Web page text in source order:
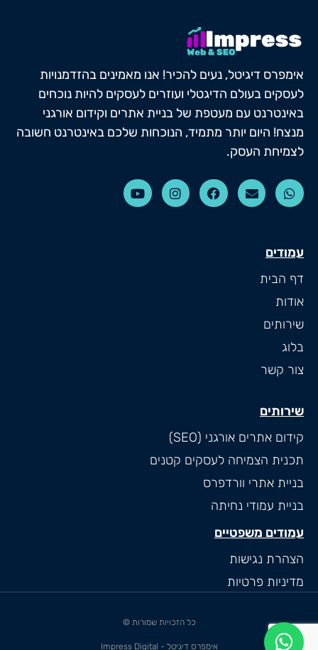
אימפרס דיגיטל, נעים להכיר! אנו מאמינים בהזדמנויות
לעסקים בעולם הדיגטלי ועוזרים לעסקים להיות נוכחים
באינטרנט עם מעטפת של בניית אתרים וקידום אורגני
מנצח! היום יותר מתמיד, הנוכחות שלכם באינטרנט חשובה
לצמיחת העסק.
עמודים
דף הבית
אודות
שירותים
בלוג
צור קשר
שירותים
קידום אתרים אורגני (SEO)
תכנית הצמיחה לעסקים קטנים
בניית אתרי וורדפרס
בניית עמודי נחיתה
עמודים משפטיים
הצהרת נגישות
מדיניות פרטיות
כל הזכויות שמורות ©
אימפרס דיגיטל - Impress Digital